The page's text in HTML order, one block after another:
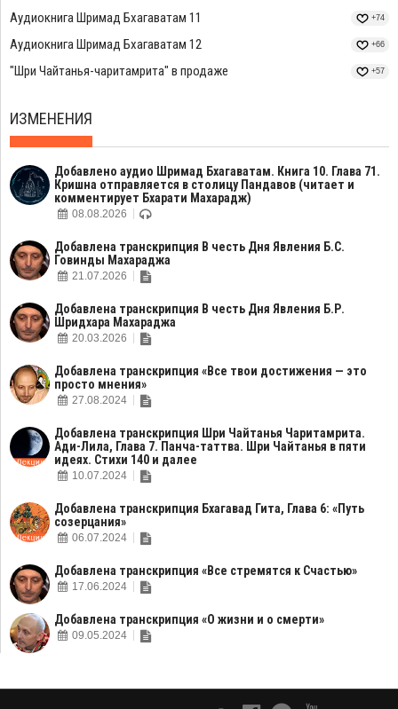
Аудиокнига Шримад Бхагаватам 11 +74
Аудиокнига Шримад Бхагаватам 12 +66
"Шри Чайтанья-чаритамрита" в продаже +57
ИЗМЕНЕНИЯ
Добавлено аудио Шримад Бхагаватам. Книга 10. Глава 71.
Кришна отправляется в столицу Пандавов (читает и
комментирует Бхарати Махарадж)
08.08.2026
Добавлена транскрипция В честь Дня Явления Б.С.
Говинды Махараджа
21.07.2026
Добавлена транскрипция В честь Дня Явления Б.Р.
Шридхара Махараджа
20.03.2026
Добавлена транскрипция «Все твои достижения — это
просто мнения»
27.08.2024
Добавлена транскрипция Шри Чайтанья Чаритамрита.
Ади-Лила, Глава 7. Панча-таттва. Шри Чайтанья в пяти
идеях. Стихи 140 и далее
10.07.2024
Добавлена транскрипция Бхагавад Гита, Глава 6: «Путь
созерцания»
06.07.2024
Добавлена транскрипция «Все стремятся к Счастью»
17.06.2024
Добавлена транскрипция «О жизни и о смерти»
09.05.2024